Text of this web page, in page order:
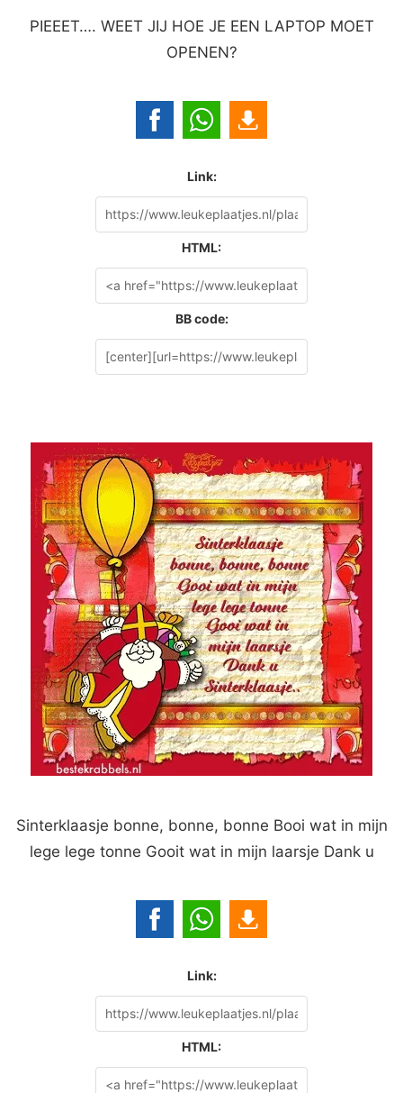
PIEEET…. WEET JIJ HOE JE EEN LAPTOP MOET
OPENEN?
Link:
HTML:
BB code:
Sinterklaasje bonne, bonne, bonne Booi wat in mijn
lege lege tonne Gooit wat in mijn laarsje Dank u
Link:
HTML: